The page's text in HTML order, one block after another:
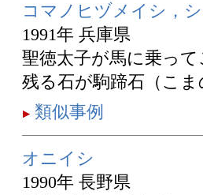
コマノヒヅメイシ，
1991年 兵庫県
聖徳太子が馬に乗っ
残る石が駒蹄石（こ
類似事例
オニイシ
1990年 長野県